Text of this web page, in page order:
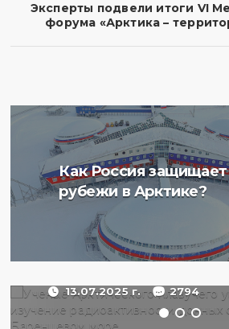
Эксперты подвели итоги VI
форума «Арктика –
Как Россия защищает
рубежи в Арктике?
Ученые Арктического
плавучего
радиоактивности
отложений в
13.07.2025 г. 2794